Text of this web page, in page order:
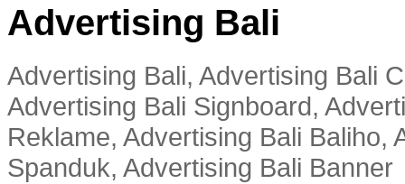
Advertising Bali
Advertising Bali, Advertising Bali
Advertising Bali Signboard,
Reklame, Advertising Bali Baliho,
Spanduk, Advertising Bali Banner